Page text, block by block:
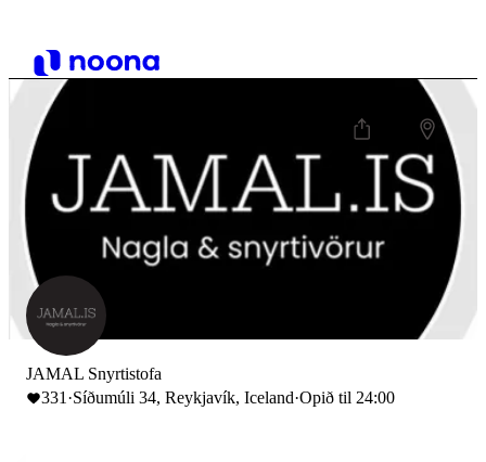
JAMAL Snyrtistofa
331 ·Síðumúli 34, Reykjavík, Iceland·Opið til 24:00